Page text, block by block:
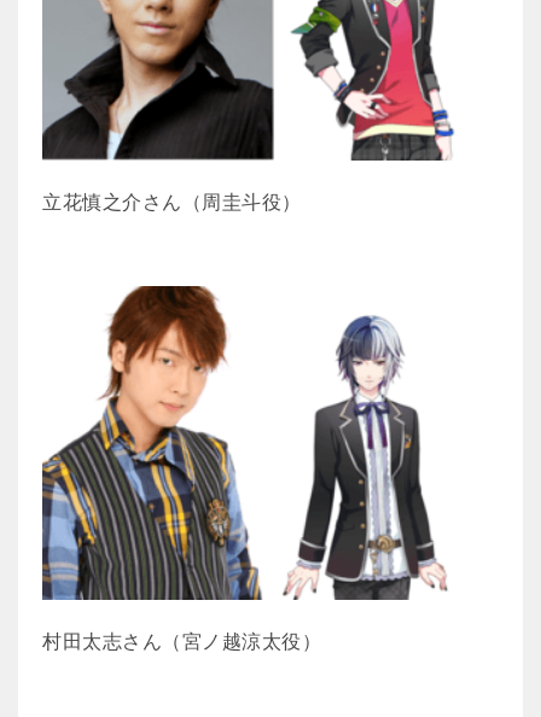
立花慎之介さん（周圭斗役）
村田太志さん（宮ノ越涼太役）